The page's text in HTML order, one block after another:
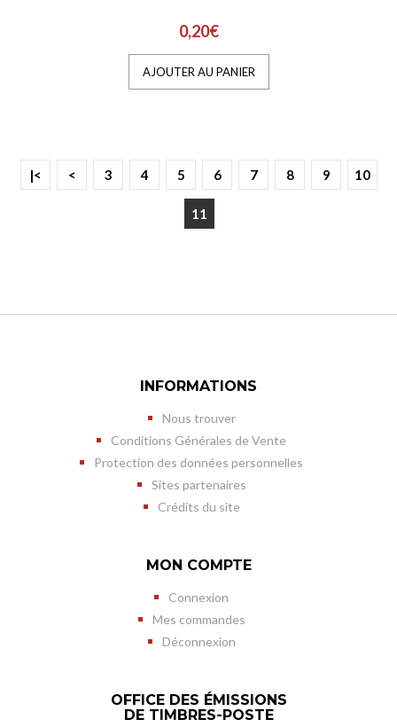
0,20€
AJOUTER AU PANIER
|< < 3 4 5 6 7 8 9 10
11
INFORMATIONS
Nous trouver
Conditions Générales de Vente
Protection des données personnelles
Sites partenaires
Crédits du site
MON COMPTE
Connexion
Mes commandes
Déconnexion
OFFICE DES ÉMISSIONS
DE TIMBRES-POSTE